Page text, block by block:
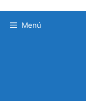
Menú